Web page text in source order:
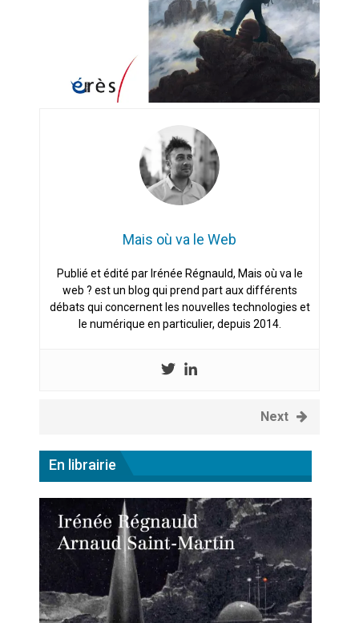
Mais où va le Web
Publié et édité par Irénée Régnauld, Mais où va le
web ? est un blog qui prend part aux différents
débats qui concernent les nouvelles technologies et
le numérique en particulier, depuis 2014.
Next
En librairie